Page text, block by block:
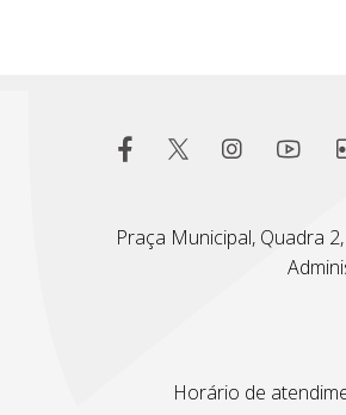
Praça Municipal, Quadra
Horário de